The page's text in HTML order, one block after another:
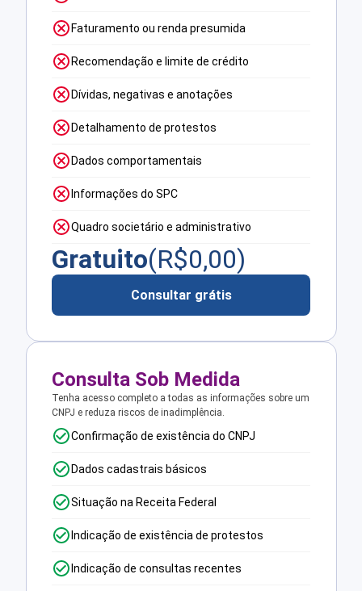
Faturamento ou renda presumida
Recomendação e limite de crédito
Dívidas, negativas e anotações
Detalhamento de protestos
Dados comportamentais
Informações do SPC
Quadro societário e administrativo
Gratuito(R$0,00)
Consultar grátis
Consulta Sob Medida
Tenha acesso completo a todas as informações sobre um
CNPJ e reduza riscos de inadimplência.
Confirmação de existência do CNPJ
Dados cadastrais básicos
Situação na Receita Federal
Indicação de existência de protestos
Indicação de consultas recentes